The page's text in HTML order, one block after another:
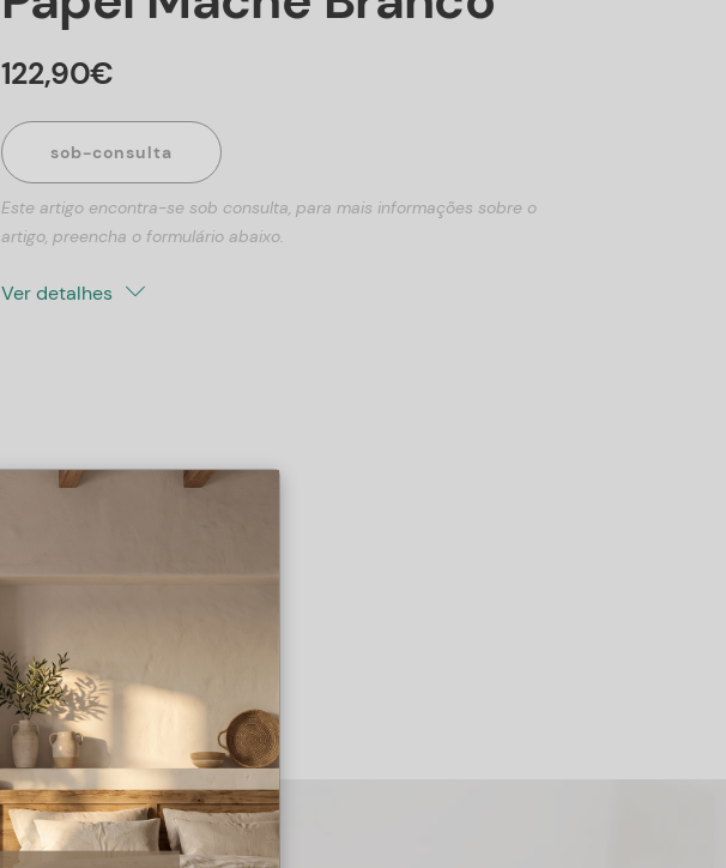
122,90€
sob-consulta
Este artigo encontra-se sob consulta, para mais informações sobre o
artigo, preencha o formulário abaixo.
Ver detalhes